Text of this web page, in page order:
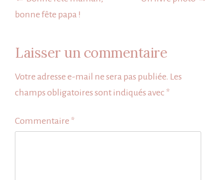
l’article
bonne fête papa !
Laisser un commentaire
Votre adresse e-mail ne sera pas publiée. Les
champs obligatoires sont indiqués avec *
Commentaire *